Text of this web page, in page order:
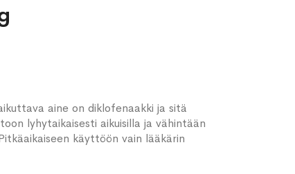
aine on diklofenaakki ja sitä
lyhytaikaisesti aikuisilla ja vähintään
käyttöön vain lääkärin